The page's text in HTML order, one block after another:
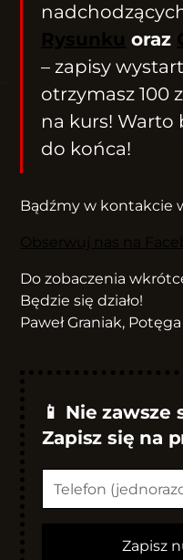
oraz
– zapisy
otrzymasz 100
na kurs! Warto
do końca!
Bądźmy w kontakcie
Do zobaczenia
Będzie się działo!
Paweł Graniak,
📱 Nie
Zapisz się na